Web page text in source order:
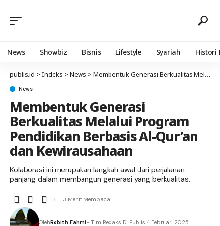
News Showbiz Bisnis Lifestyle Syariah Histori
publis.id > Indeks > News > Membentuk Generasi Berkualitas Melalui Program Pendidikan Berbasis Al-Qur’an dan Kewirausahaan
News
Membentuk Generasi
Berkualitas Melalui Program
Pendidikan Berbasis Al-Qur’an
dan Kewirausahaan
Kolaborasi ini merupakan langkah awal dari perjalanan
panjang dalam membangun generasi yang berkualitas.
OlehRobith Fahmi- Tim RedaksiDi Publis 4 Februari 2025
3 Menit Membaca